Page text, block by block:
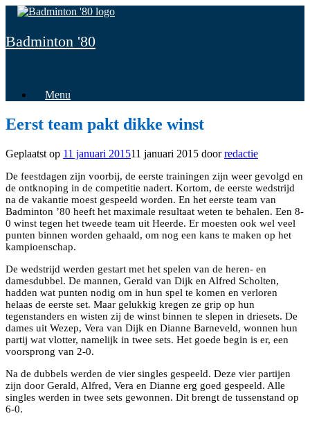
Spring
inhoud
Badminton '80
Menu
Eerst team pakt dikke winst
Geplaatst op 11 januari 201511 januari 2015 doorredactie
De feestdagen zijn voorbij, de eerste trainingen zijn weer gevolgd en
de ontknoping in de competitie nadert. Kortom, de eerste wedstrijd
na de vakantie moest gespeeld worden. En het eerste team van
Badminton ’80 heeft het maximale resultaat weten te behalen. Een 8-
0 winst tegen het tweede team uit Heerde. Er moesten ook wel veel
punten binnen worden gehaald, om nog een kans te maken op het
kampioenschap.
De wedstrijd werden gestart met het spelen van de heren- en
damesdubbel. De mannen, Gerald van Dijk en Alfred Scholten,
hadden wat punten nodig om in hun spel te komen en verloren
helaas de eerste set. Maar gelukkig kregen ze grip op hun
tegenstanders en wisten zij de winst binnen te slepen in driesets. De
dames uit Wezep, Vera van Dijk en Dianne Barneveld, wonnen hun
partij wat vlotter, namelijk in twee sets. Het goede begin is er, een
voorsprong van 2-0.
Na de dubbels werden de vier singles gespeeld. Deze vier partijen
zijn door Gerald, Alfred, Vera en Dianne erg goed gespeeld. Alle
singles werden in twee sets gewonnen. Dit brengt de tussenstand op
6-0.